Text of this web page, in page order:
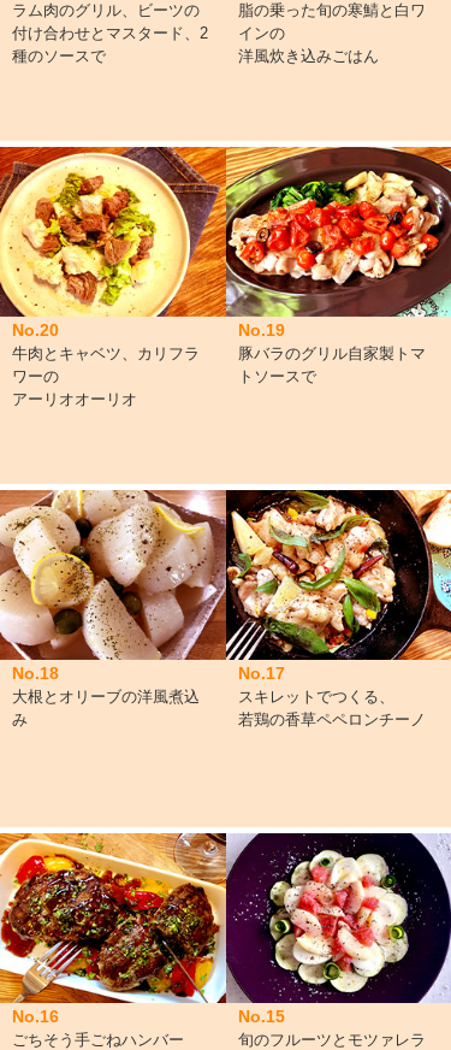
ラム肉のグリル、ビーツの
付け合わせとマスタード、2
種のソースで
脂の乗った旬の寒鯖と白ワ
インの
洋風炊き込みごはん
No.20
牛肉とキャベツ、カリフラ
ワーの
アーリオオーリオ
No.19
豚バラのグリル自家製トマ
トソースで
No.18
大根とオリーブの洋風煮込
み
No.17
スキレットでつくる、
若鶏の香草ペペロンチーノ
No.16
ごちそう手ごねハンバー
No.15
旬のフルーツとモツァレラ